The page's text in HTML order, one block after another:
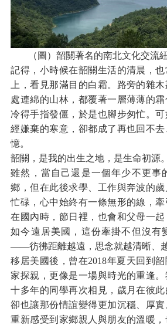
（圖）韶關著名的南北文化交
記得，小時候在韶關生活的清晨，
上，看見那滿目的白霜。路旁的雜
處連綿的山林，都覆著一層薄薄的霜
冷得手指發僵，於是也腳步匆忙。
經嫌棄的寒意，卻都成了再也回不
憶。
韶關，是我的出生之地，是生命初源。
雖然，當自己還是一個年少不更事
鄉，但在此後求學、工作與奔波的
忙碌，心中始終有一條無形的線，牽
在國內時，節日裡，也會和父母一起
如今遠居美國，這份牽掛不但沒有
——彷彿距離越遠，思念就越清晰、越
移居美國後，曾在2018年夏天回到
家探親，更像是一場與時光的重逢
十多年的同學再次相見，歲月在彼此
卻也讓那份情誼變得更加沉穩、厚
重新感受到家鄉親人與朋友的溫暖